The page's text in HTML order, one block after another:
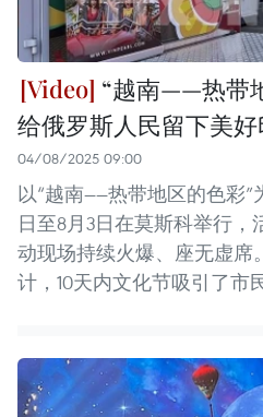
“越南——热带
给俄罗斯人民留下美好
04/08/2025 09:00
以“越南——热带地区的色彩”
日至8月3日在莫斯科举行
动现场持续火爆、座无虚席
计，10天内文化节吸引了市